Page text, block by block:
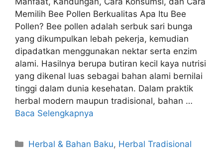
Memilih Bee Pollen Berkualitas Apa Itu Bee
Pollen? Bee pollen adalah serbuk sari bunga
yang dikumpulkan lebah pekerja, kemudian
dipadatkan menggunakan nektar serta enzim
alami. Hasilnya berupa butiran kecil kaya nutrisi
yang dikenal luas sebagai bahan alami bernilai
tinggi dalam dunia kesehatan. Dalam praktik
herbal modern maupun tradisional, bahan …
Baca Selengkapnya
Kategori
Herbal & Bahan Baku, Herbal Tradisional